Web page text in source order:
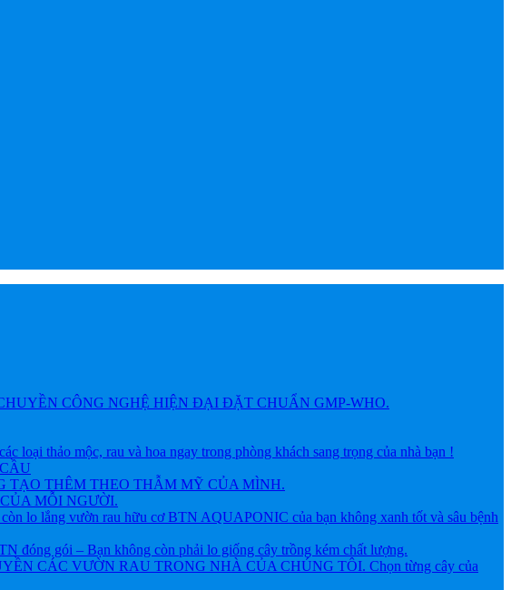
CÔNG NGHỆ HIỆN ĐẠI ĐẶT CHUẨN GMP-WHO.
thảo mộc, rau và hoa ngay trong phòng khách sang trọng của nhà bạn !
TẠO THÊM THEO THẪM MỸ CỦA MÌNH.
MỖI NGƯỜI.
lắng vườn rau hữu cơ BTN AQUAPONIC của bạn không xanh tốt và sâu bệnh
gói – Bạn không còn phải lo giống cây trồng kém chất lượng.
CÁC VƯỜN RAU TRONG NHÀ CỦA CHÚNG TÔI. Chọn từng cây của